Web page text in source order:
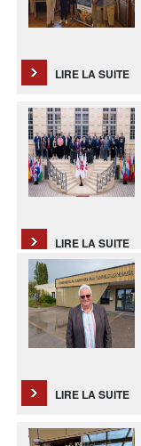
LIRE LA SUITE
LIRE LA SUITE
LIRE LA SUITE